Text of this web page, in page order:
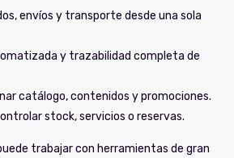
envíos y transporte desde una sola
y trazabilidad completa de
catálogo, contenidos y promociones.
stock, servicios o reservas.
trabajar con herramientas de gran